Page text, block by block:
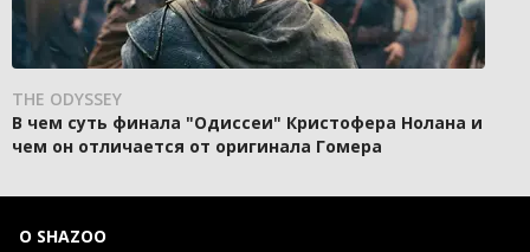
THE ODYSSEY
В чем суть финала "Одиссеи" Кристофера Нолана и
чем он отличается от оригинала Гомера
О SHAZOO